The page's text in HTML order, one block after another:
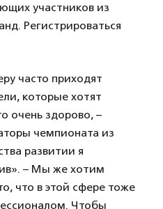
участников из
Регистрироваться
часто приходят
которые хотят
очень здорово, –
чемпионата из
развитии я
– Мы же хотим
что в этой сфере тоже
Чтобы